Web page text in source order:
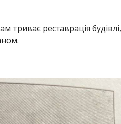
реставрація будівлі,